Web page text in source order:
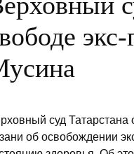
суд Татарстана
об освобождении